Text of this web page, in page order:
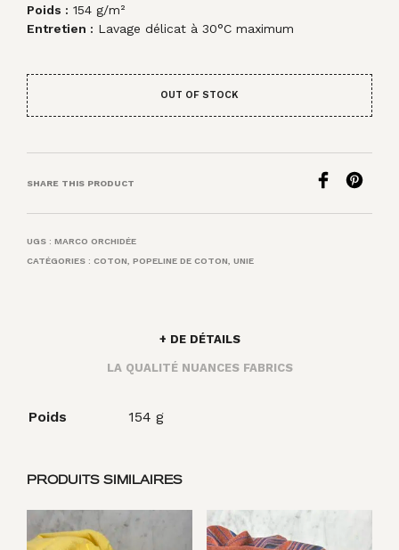
Poids : 154 g/m²
Entretien : Lavage délicat à 30°C maximum
OUT OF STOCK
SHARE THIS PRODUCT
UGS : MARCO ORCHIDÉE
CATÉGORIES : COTON, POPELINE DE COTON, UNIE
+ DE DÉTAILS
LA QUALITÉ NUANCES FABRICS
Poids 154 g
PRODUITS SIMILAIRES